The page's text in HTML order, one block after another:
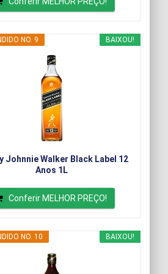
BAIXOU!
NO. 9
Johnnie Walker Black Label 12
Anos 1L
Conferir MELHOR PREÇO!
BAIXOU!
NO. 10